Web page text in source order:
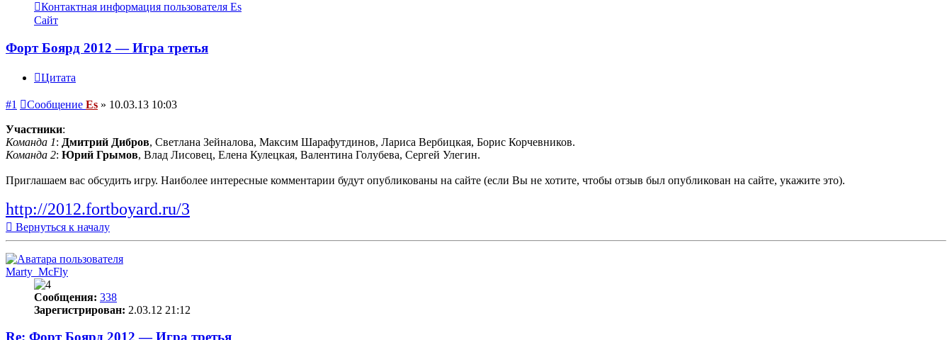
Контактная информация пользователя Es
Сайт
Форт Боярд 2012 — Игра третья
Цитата
#1 Сообщение Es » 10.03.13 10:03
Участники:
Команда 1: Дмитрий Дибров, Светлана Зейналова, Максим Шарафутдинов, Лариса Вербицкая, Борис Корчевников.
Команда 2: Юрий Грымов, Влад Лисовец, Елена Кулецкая, Валентина Голубева, Сергей Улегин.
Приглашаем вас обсудить игру. Наиболее интересные комментарии будут опубликованы на сайте (если Вы не хотите, чтобы отзыв был опубликован на сайте, укажите это).
http://2012.fortboyard.ru/3
Вернуться к началу
Marty_McFly
Сообщения: 338
Зарегистрирован: 2.03.12 21:12